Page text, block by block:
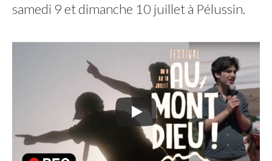
samedi 9 et dimanche 10 juillet à Pélussin.